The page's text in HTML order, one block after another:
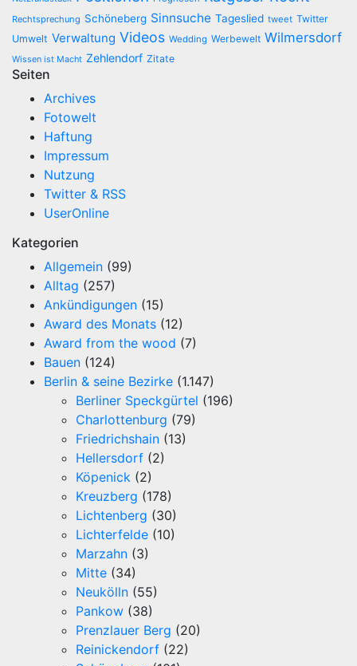
Rechtsprechung Schöneberg Sinnsuche Tageslied tweet Twitter
Umwelt Verwaltung Videos Wedding Werbewelt Wilmersdorf
Wissen ist Macht Zehlendorf Zitate
Seiten
Archives
Fotowelt
Haftung
Impressum
Nutzung
Twitter & RSS
UserOnline
Kategorien
Allgemein (99)
Alltag (257)
Ankündigungen (15)
Award des Monats (12)
Award from the wood (7)
Bauen (124)
Berlin & seine Bezirke (1.147)
Berliner Speckgürtel (196)
Charlottenburg (79)
Friedrichshain (13)
Hellersdorf (2)
Köpenick (2)
Kreuzberg (178)
Lichtenberg (30)
Lichterfelde (10)
Marzahn (3)
Mitte (34)
Neukölln (55)
Pankow (38)
Prenzlauer Berg (20)
Reinickendorf (22)